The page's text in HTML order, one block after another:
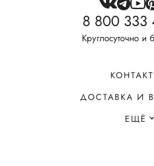
8 800 333
Круглосуточно и
ДОСТАВКА И
ЕЩЁ